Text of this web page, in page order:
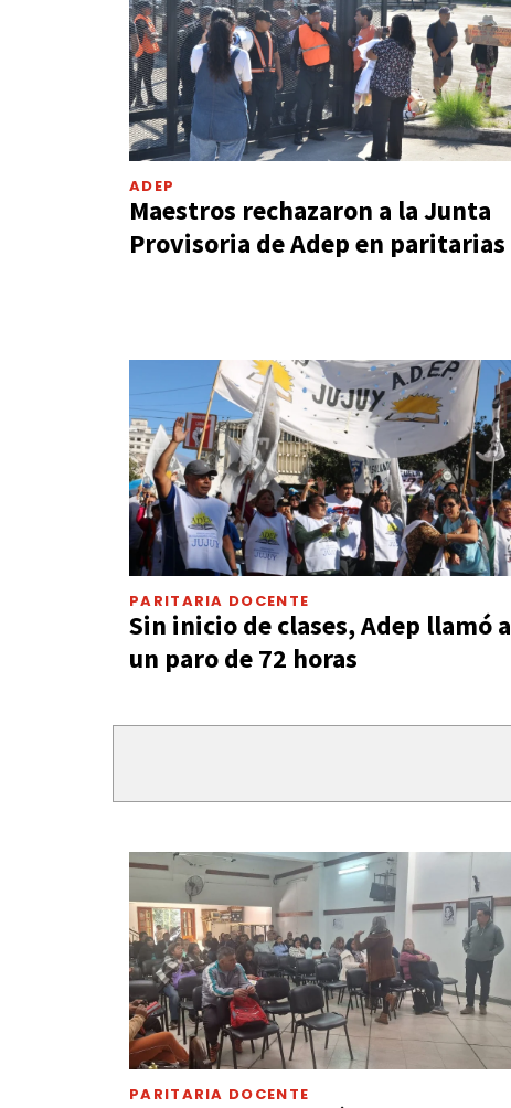
ADEP
Maestros rechazaron a la Junta
Provisoria de Adep en paritarias
PARITARIA DOCENTE
Sin inicio de clases, Adep llamó a
un paro de 72 horas
PARITARIA DOCENTE